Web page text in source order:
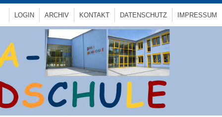
IMPRESSUM
DATENSCHUTZ
KONTAKT
ARCHIV
LOGIN